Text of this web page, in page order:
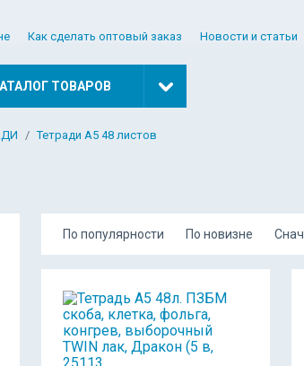
Как сделать оптовый заказ Новости и статьи
ТОВАРОВ
Тетради А5 48 листов
По популярности По новизне